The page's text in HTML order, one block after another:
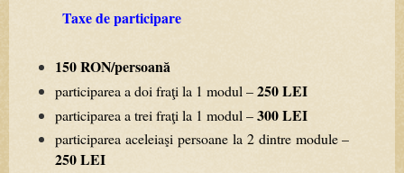
Taxe de participare
150RON/persoană
participarea a doi fraţi la 1 modul –250LEI
participarea a trei fraţi la 1 modul –300LEI
participarea aceleiaşi persoane la 2 dintre module–
250LEI